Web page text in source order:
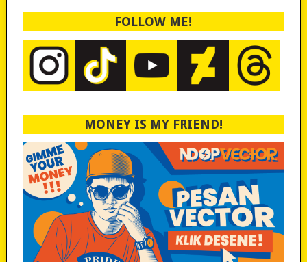
FOLLOW ME!
MONEY IS MY FRIEND!